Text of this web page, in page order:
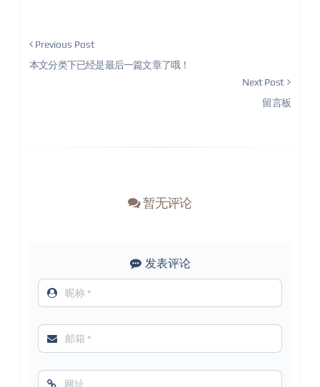
Previous Post
本文分类下已经是最后一篇文章了哦！
Next Post
留言板
暂无评论
发表评论